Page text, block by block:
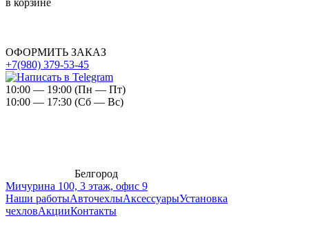
в корзине
ОФОРМИТЬ ЗАКАЗ
+7(980) 379-53-45
10:00 — 19:00 (Пн — Пт)
10:00 — 17:30 (Сб — Вс)
Белгород
Мичурина 100, 3 этаж, офис 9
Наши работыАвточехлыАксессуарыУстановка
чехловАкцииКонтакты